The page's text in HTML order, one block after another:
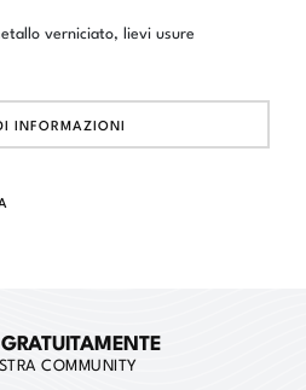
verniciato, lievi usure
INFORMAZIONI
COMMUNITY